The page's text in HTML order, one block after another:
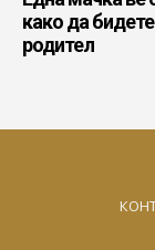
како да
родител